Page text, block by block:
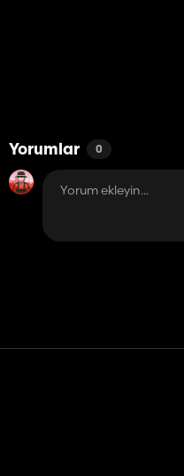
Yorumlar 0